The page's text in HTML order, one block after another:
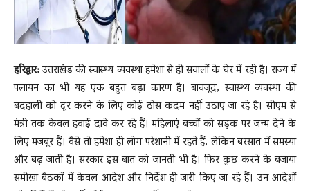
हरिद्वार:उत्तराखंड की स्वास्थ्य व्यवस्था हमेशा से ही सवालों के घेर में रही है। राज्य में
पलायन का भी यह एक बहुत बड़ा कारण है। बावजूद, स्वास्थ्य व्यवस्था की
बदहाली को दूर करने के लिए कोई ठोस कदम नहीं उठाए जा रहे है। सीएम से
मंत्री तक केवल हवाई दावे कर रहे हैं। महिलाएं बच्चों को सड़क पर जन्म देने के
लिए मजबूर हैं। वैसे तो हमेशा ही लोग परेशानी में रहते हैं, लेकिन बरसात में समस्या
और बढ़ जाती है। सरकार इस बात को जानती भी है। फिर कुछ करने के बजाया
समीखा बैठकों में केवल आदेश और निर्देश ही जारी किए जा रहे हैं। उन आदेशों